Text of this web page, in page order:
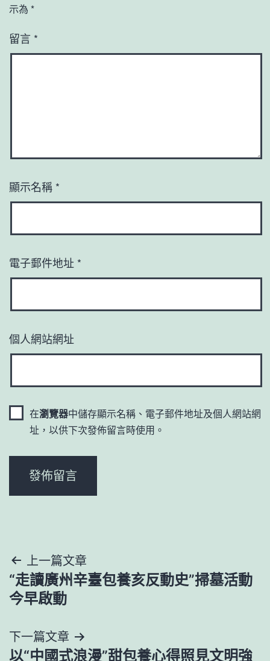
示為 *
留言 *
顯示名稱 *
電子郵件地址 *
個人網站網址
在瀏覽器中儲存顯示名稱、電子郵件地址及個人網站網
址，以供下次發佈留言時使用。
文
章
覽
上一篇文章
“走讀廣州辛臺包養亥反動史”掃墓活動
今早啟動
下一篇文章
以“中國式浪漫”甜包養心得照見文明強